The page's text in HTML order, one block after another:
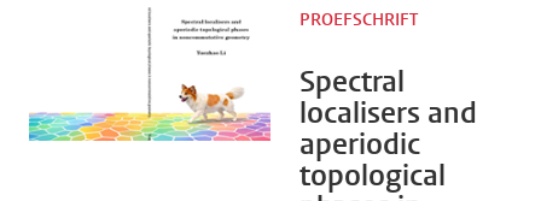
Spectral
localisers and
aperiodic
topological
PROEFSCHRIFT